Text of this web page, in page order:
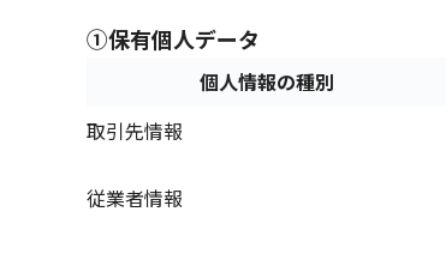
①保有個人データ
個人情報の種別
取引先情報
従業者情報